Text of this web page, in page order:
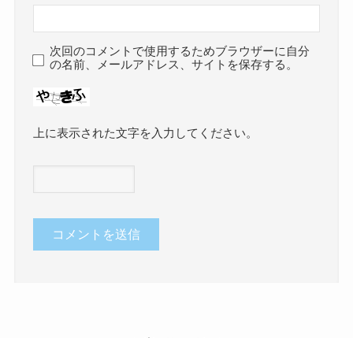
次回のコメントで使用するためブラウザーに自分
の名前、メールアドレス、サイトを保存する。
上に表示された文字を入力してください。